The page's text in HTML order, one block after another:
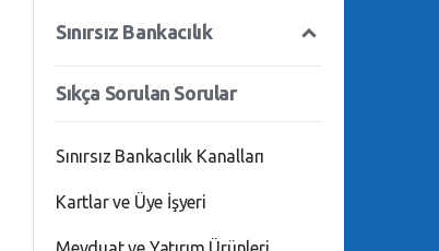
Sınırsız Bankacılık
Sıkça Sorulan Sorular
Sınırsız Bankacılık Kanalları
Kartlar ve Üye İşyeri